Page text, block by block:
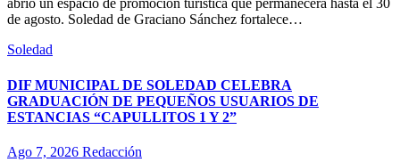
abrió un espacio de promoción turística que permanecerá hasta el 30
de agosto. Soledad de Graciano Sánchez fortalece…
Soledad
DIF MUNICIPAL DE SOLEDAD CELEBRA
GRADUACIÓN DE PEQUEÑOS USUARIOS DE
ESTANCIAS “CAPULLITOS 1 Y 2”
Ago 7, 2026 Redacción